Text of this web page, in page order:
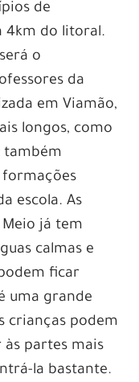
de
4km do litoral.
o
da
em Viamão,
longos, como
também
escola. As
Meio já tem
calmas e
ficar
uma grande
crianças podem
às partes mais
la bastante.